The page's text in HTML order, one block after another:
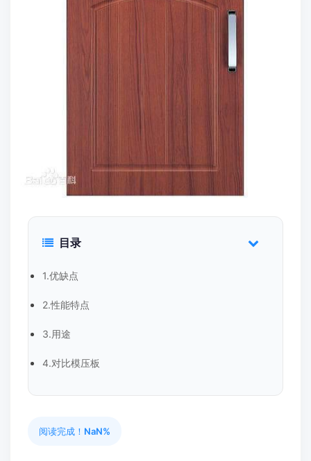
目录
1.优缺点
2.性能特点
3.用途
4.对比模压板
阅读完成！ NaN%